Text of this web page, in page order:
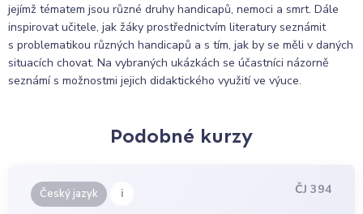
jejímž tématem jsou různé druhy handicapů, nemoci a smrt. Dále
inspirovat učitele, jak žáky prostřednictvím literatury seznámit
s problematikou různých handicapů a s tím, jak by se měli v daných
situacích chovat. Na vybraných ukázkách se účastníci názorně
seznámí s možnostmi jejich didaktického využití ve výuce.
Podobné kurzy
Český jazyk i ČJ 394